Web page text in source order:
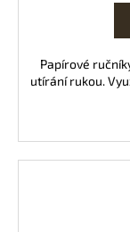
Papírové
utírání rukou.